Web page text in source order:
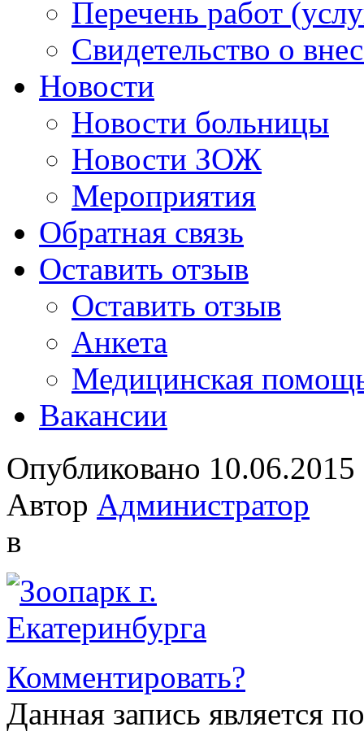
Перечень работ
Свидетельство о
Новости
Новости больницы
Новости ЗОЖ
Мероприятия
Обратная связь
Оставить отзыв
Оставить отзыв
Анкета
Медицинская
Вакансии
Опубликовано 10.06.2015
Автор Администратор
в
Комментировать?
Данная запись является